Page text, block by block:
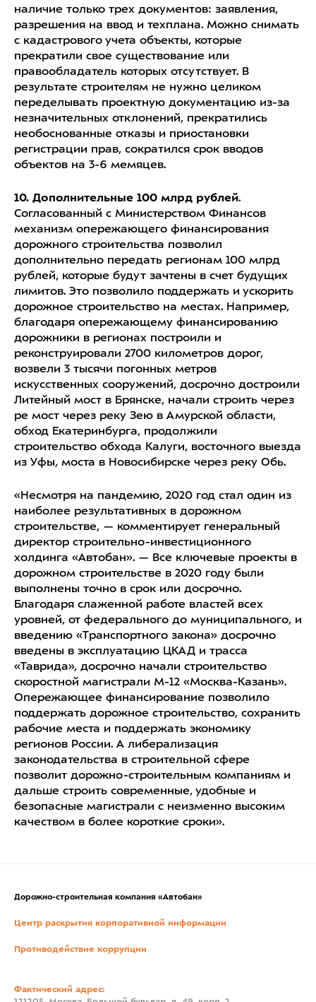
наличие только трех документов: заявления,
разрешения на ввод и техплана. Можно снимать
с кадастрового учета объекты, которые
прекратили свое существование или
правообладатель которых отсутствует. В
результате строителям не нужно целиком
переделывать проектную документацию из-за
незначительных отклонений, прекратились
необоснованные отказы и приостановки
регистрации прав, сократился срок вводов
объектов на 3-6 мемяцев.
10. Дополнительные 100 млрд рублей.
Согласованный с Министерством Финансов
механизм опережающего финансирования
дорожного строительства позволил
дополнительно передать регионам 100 млрд
рублей, которые будут зачтены в счет будущих
лимитов. Это позволило поддержать и ускорить
дорожное строительство на местах. Например,
благодаря опережающему финансированию
дорожники в регионах построили и
реконструировали 2700 километров дорог,
возвели 3 тысячи погонных метров
искусственных сооружений, досрочно достроили
Литейный мост в Брянске, начали строить через
ре мост через реку Зею в Амурской области,
обход Екатеринбурга, продолжили
строительство обхода Калуги, восточного выезда
из Уфы, моста в Новосибирске через реку Обь.
«Несмотря на пандемию, 2020 год стал один из
наиболее результативных в дорожном
строительстве, — комментирует генеральный
директор строительно-инвестиционного
холдинга «Автобан». — Все ключевые проекты в
дорожном строительстве в 2020 году были
выполнены точно в срок или досрочно.
Благодаря слаженной работе властей всех
уровней, от федерального до муниципального, и
введению «Транспортного закона» досрочно
введены в эксплуатацию ЦКАД и трасса
«Таврида», досрочно начали строительство
скоростной магистрали М-12 «Москва-Казань».
Опережающее финансирование позволило
поддержать дорожное строительство, сохранить
рабочие места и поддержать экономику
регионов России. А либерализация
законодательства в строительной сфере
позволит дорожно-строительным компаниям и
дальше строить современные, удобные и
безопасные магистрали с неизменно высоким
качеством в более короткие сроки».
Дорожно-строительная компания «Автобан»
Центр раскрытия корпоративной информации
Противодействие коррупции
Фактический адрес: